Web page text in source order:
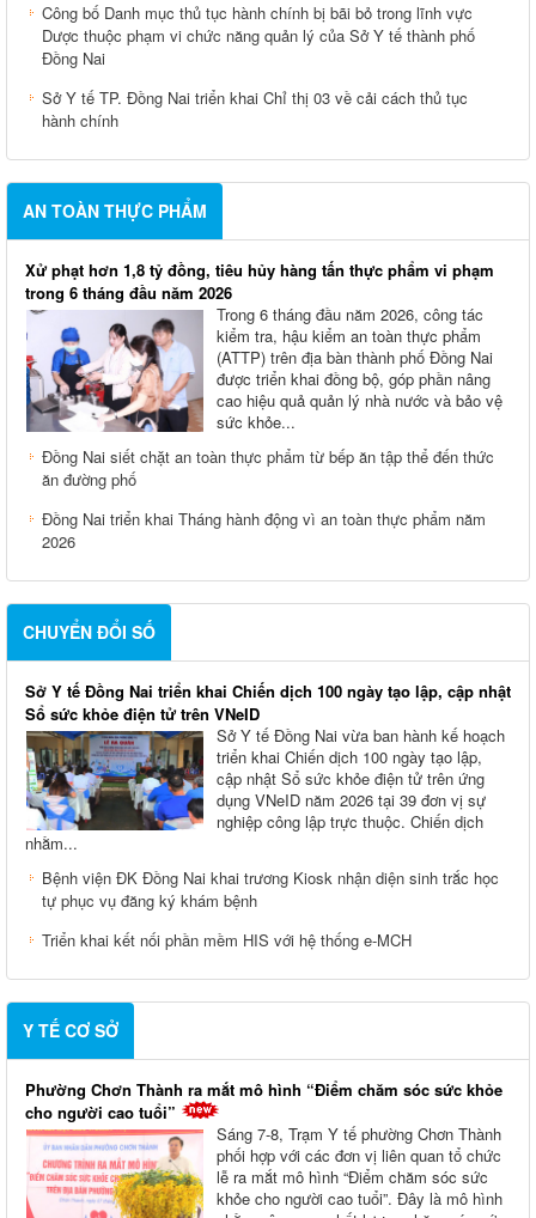
Công bố Danh mục thủ tục hành chính bị bãi bỏ trong lĩnh vực
Dược thuộc phạm vi chức năng quản lý của Sở Y tế thành phố
Đồng Nai
Sở Y tế TP. Đồng Nai triển khai Chỉ thị 03 về cải cách thủ tục
hành chính
AN TOÀN THỰC PHẨM
Xử phạt hơn 1,8 tỷ đồng, tiêu hủy hàng tấn thực phẩm vi phạm
trong 6 tháng đầu năm 2026
Trong 6 tháng đầu năm 2026, công tác
kiểm tra, hậu kiểm an toàn thực phẩm
(ATTP) trên địa bàn thành phố Đồng Nai
được triển khai đồng bộ, góp phần nâng
cao hiệu quả quản lý nhà nước và bảo vệ
sức khỏe...
Đồng Nai siết chặt an toàn thực phẩm từ bếp ăn tập thể đến thức
ăn đường phố
Đồng Nai triển khai Tháng hành động vì an toàn thực phẩm năm
2026
CHUYỂN ĐỔI SỐ
Sở Y tế Đồng Nai triển khai Chiến dịch 100 ngày tạo lập, cập nhật
Sổ sức khỏe điện tử trên VNeID
Sở Y tế Đồng Nai vừa ban hành kế hoạch
triển khai Chiến dịch 100 ngày tạo lập,
cập nhật Sổ sức khỏe điện tử trên ứng
dụng VNeID năm 2026 tại 39 đơn vị sự
nghiệp công lập trực thuộc. Chiến dịch
nhằm...
Bệnh viện ĐK Đồng Nai khai trương Kiosk nhận diện sinh trắc học
tự phục vụ đăng ký khám bệnh
Triển khai kết nối phần mềm HIS với hệ thống e-MCH
Y TẾ CƠ SỞ
Phường Chơn Thành ra mắt mô hình “Điểm chăm sóc sức khỏe
cho người cao tuổi”
Sáng 7-8, Trạm Y tế phường Chơn Thành
phối hợp với các đơn vị liên quan tổ chức
lễ ra mắt mô hình “Điểm chăm sóc sức
khỏe cho người cao tuổi”. Đây là mô hình